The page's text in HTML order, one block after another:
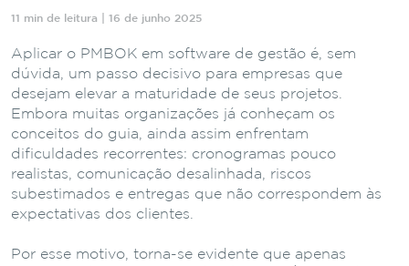
11 min de leitura | 16 de junho 2025
Aplicar o PMBOK em software de gestão é, sem
dúvida, um passo decisivo para empresas que
desejam elevar a maturidade de seus projetos.
Embora muitas organizações já conheçam os
conceitos do guia, ainda assim enfrentam
dificuldades recorrentes: cronogramas pouco
realistas, comunicação desalinhada, riscos
subestimados e entregas que não correspondem às
expectativas dos clientes.
Por esse motivo, torna-se evidente que apenas